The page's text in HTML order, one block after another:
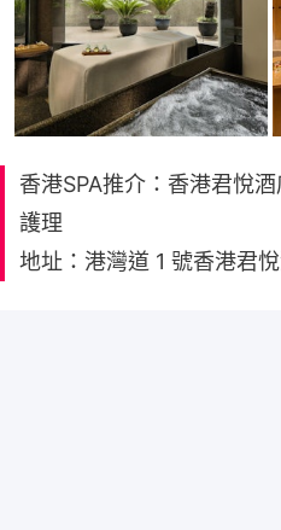
香港SPA推介：香港君悅
護理
地址：港灣道 1 號香港君